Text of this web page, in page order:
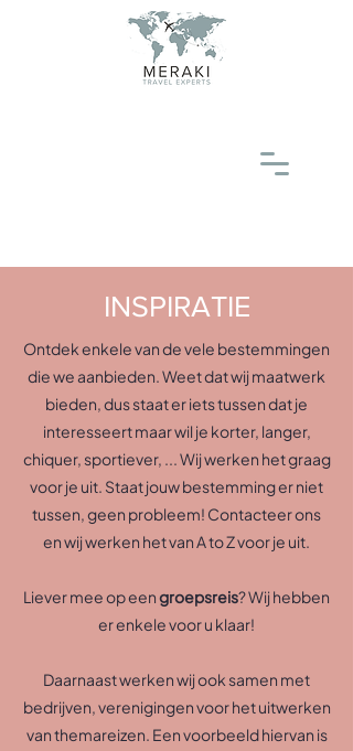
INSPIRATIE
Ontdek enkele van de vele bestemmingen
die we aanbieden. Weet dat wij maatwerk
bieden, dus staat er iets tussen dat je
interesseert maar wil je korter, langer,
chiquer, sportiever, ... Wij werken het graag
voor je uit. Staat jouw bestemming er niet
tussen, geen probleem! Contacteer ons
en wij werken het van A to Z voor je uit.
Liever mee op eengroepsreis? Wij hebben
er enkele voor u klaar!
Daarnaast werken wij ook samen met
bedrijven, verenigingen voor het uitwerken
van themareizen. Een voorbeeld hiervan is